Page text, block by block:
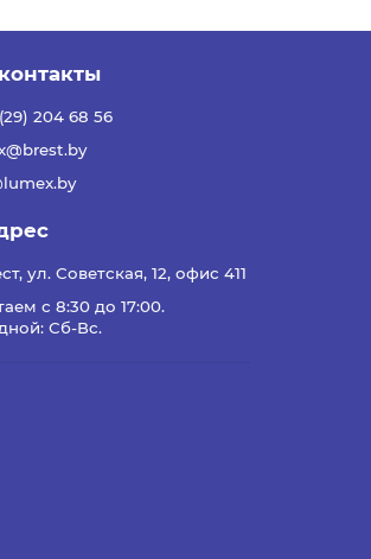
204 68 56
ул. Советская, 12, офис 411
с 8:30 до 17:00.
Сб-Вс.